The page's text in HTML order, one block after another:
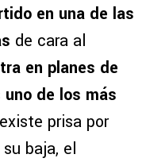
en una de las
de cara al
en planes de
uno de los más
prisa por
baja, el